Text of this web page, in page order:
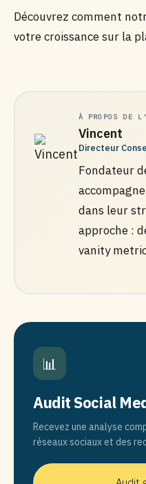
Découvrez comment
votre croissance sur la
À PROPOS DE
Vincent
Directeur
Fondateur
dans leur
approche :
vanity
📊
Audit Social
Recevez une analyse
réseaux sociaux et des